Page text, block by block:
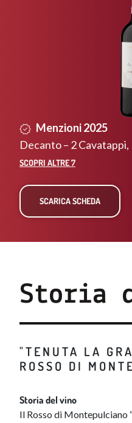
COSA
Menzioni 2025
Decanto – 2 Cavatappi,
SCOPRI ALTRE 7
SCARICA SCHEDA
Storia
"TENUTA LA
ROSSO DI
Storia del vino
Il Rosso di Montepulciano